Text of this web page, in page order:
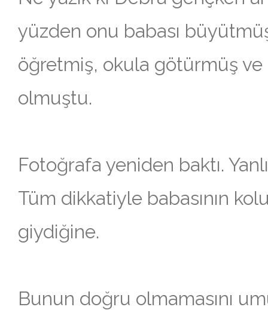
yüzden onu babası
öğretmiş, okula götürmüş
olmuştu.
Fotoğrafa yeniden baktı.
Tüm dikkatiyle babasının
giydiğine.
Bunun doğru olmamasını